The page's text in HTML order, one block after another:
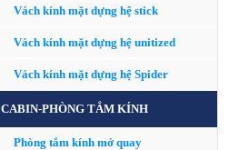
Vách kính mặt dựng hệ stick
Vách kính mặt dựng hệ unitized
Vách kính mặt dựng hệ Spider
CABIN-PHÒNG TẮM KÍNH
Phòng tắm kính mở quay